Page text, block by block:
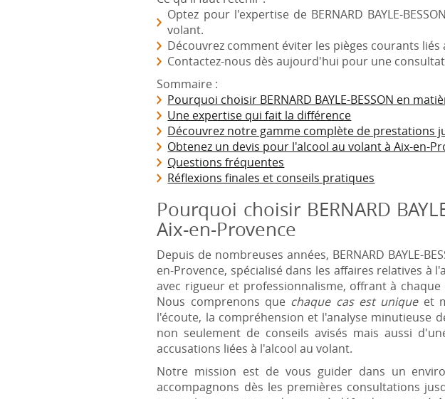
Optez pour l'expertise de BERNARD BAYLE-
volant.
Découvrez comment éviter les pièges courants
Contactez-nous dès aujourd'hui pour une
Sommaire :
Pourquoi choisir BERNARD BAYLE-BESSON en
Une expertise qui fait la différence
Découvrez notre gamme complète de prestations
Obtenez un devis pour l'alcool au volant à Aix-en-
Questions fréquentes
Réflexions finales et conseils pratiques
Pourquoi choisir BERNARD
Aix-en-Provence
Depuis de nombreuses années, BERNARD BAYLE-
en-Provence, spécialisé dans les affaires relatives
avec rigueur et professionnalisme, offrant à
Nous comprenons que chaque cas est uniqueet
l'écoute, la compréhension et l'analyse minutieuse
non seulement de conseils avisés mais aussi
accusations liées à l'alcool au volant.
Notre mission est de vous guider dans un
accompagnons dès les premières consultations